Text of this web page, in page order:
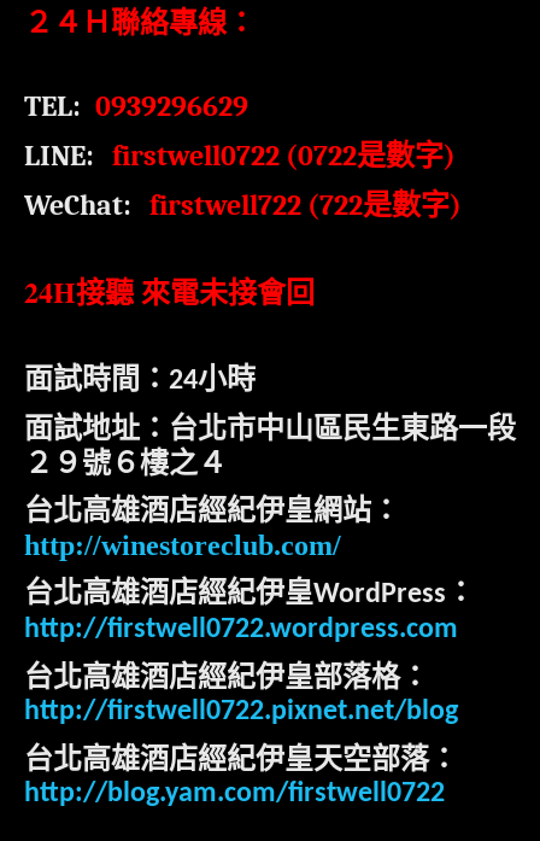
２４Ｈ聯絡專線：
TEL: 0939296629
LINE: firstwell0722 (0722是數字)
WeChat: firstwell722 (722是數字)
24H接聽 來電未接會回
面試時間： 24小時
面試地址：台北市中山區民生東路一段
２９號６樓之４
台北高雄酒店經紀伊皇網站：
http://winestoreclub.com/
台北高雄酒店經紀伊皇WordPress ：
http://firstwell0722.wordpress.com
台北高雄酒店經紀伊皇部落格：
http://firstwell0722.pixnet.net/blog
台北高雄酒店經紀伊皇天空部落：
http://blog.yam.com/firstwell0722